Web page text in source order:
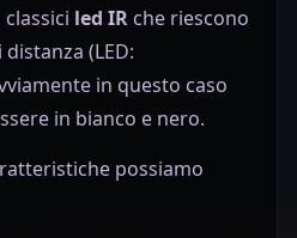
led IR che riescono
distanza (LED:
in questo caso
in bianco e nero.
possiamo